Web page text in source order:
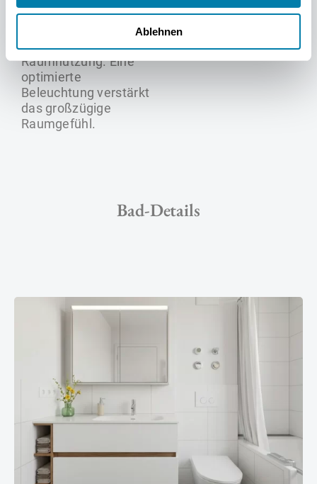
Ablehnen
Hängeschränke
clevere
Raumnutzung. Eine
optimierte
Beleuchtung verstärkt
das großzügige
Raumgefühl.
Bad-Details